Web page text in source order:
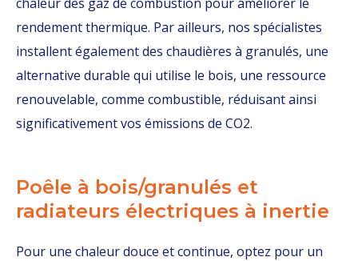
rendement thermique. Par ailleurs, nos spécialistes
installent également des chaudières à granulés, une
alternative durable qui utilise le bois, une ressource
renouvelable, comme combustible, réduisant ainsi
significativement vos émissions de CO2.
Poêle à bois/granulés et
radiateurs électriques à inertie
Pour une chaleur douce et continue, optez pour un